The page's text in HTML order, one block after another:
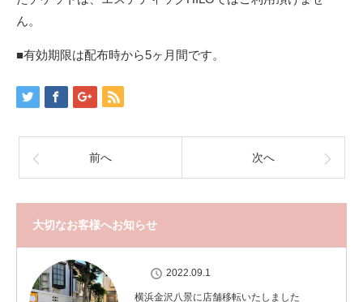
ん。
■有効期限は配布時から5ヶ月間です。
前へ 次へ
大切なお客様へお知らせ
2022.09.1
横浜金沢八景に店舗移転いたしました